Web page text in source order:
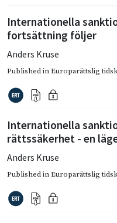
Internationella
fortsättning följer
Anders Kruse
Published inEuroparättslig
Internationella
rättssäkerhet - en
Anders Kruse
Published inEuroparättslig